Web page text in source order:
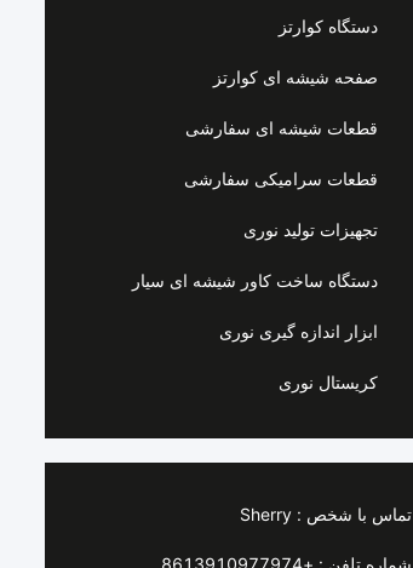
دستگاه کوارتز
صفحه شیشه ای کوارتز
قطعات شیشه ای سفارشی
قطعات سرامیکی سفارشی
تجهیزات تولید نوری
دستگاه ساخت کاور شیشه ای سیار
ابزار اندازه گیری نوری
کریستال نوری
تماس با شخص : Sherry
شماره تلفن : +8613910977974